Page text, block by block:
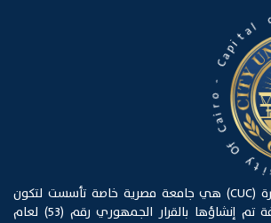
y
O
f
C
a
i
r
o
-
C
p
i
t
a
l
o f
جامعة المدينة بالقاهرة (CUC) هي جامعة مصرية خاصة تأسست لتكون
عاصمة العلم والمعرفة تم إنشاؤها بالقرار الجمهوري رقم (53) لعام